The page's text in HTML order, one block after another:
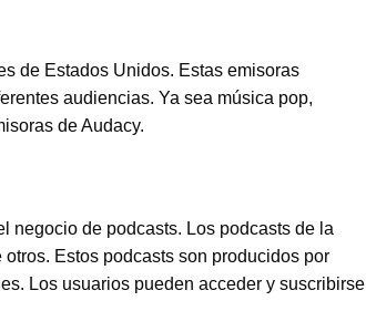
de Estados Unidos. Estas emisoras
audiencias. Ya sea música pop,
de Audacy.
negocio de podcasts. Los podcasts de la
Estos podcasts son producidos por
Los usuarios pueden acceder y suscribirse